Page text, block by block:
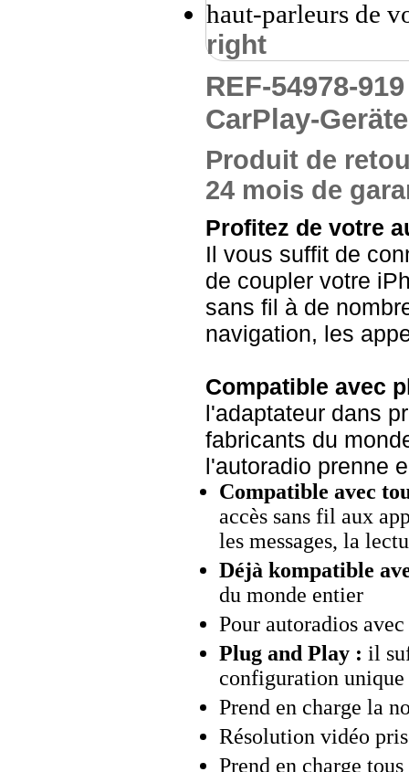
right
REF-54978-
CarPlay-
Produit de
24 mois de
Profitez de votre
Il vous suffit de
de coupler votre
sans fil à de
navigation, les
Compatible avec
l'adaptateur dans
fabricants du
l'autoradio prenne
Compatible avec
accès sans fil aux
les messages, la
Déjà kompatible
du monde entier
Pour autoradios
Plug and Play : il
configuration unique
Prend en charge la
Résolution vidéo
Prend en charge